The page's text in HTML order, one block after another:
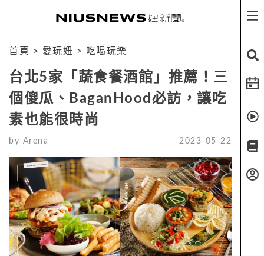
首頁 > 愛玩妞 > 吃喝玩樂
台北5家「蔬食餐酒館」推薦！三
個傻瓜、BaganHood必訪，讓吃
素也能很時尚
by Arena 2023-05-22